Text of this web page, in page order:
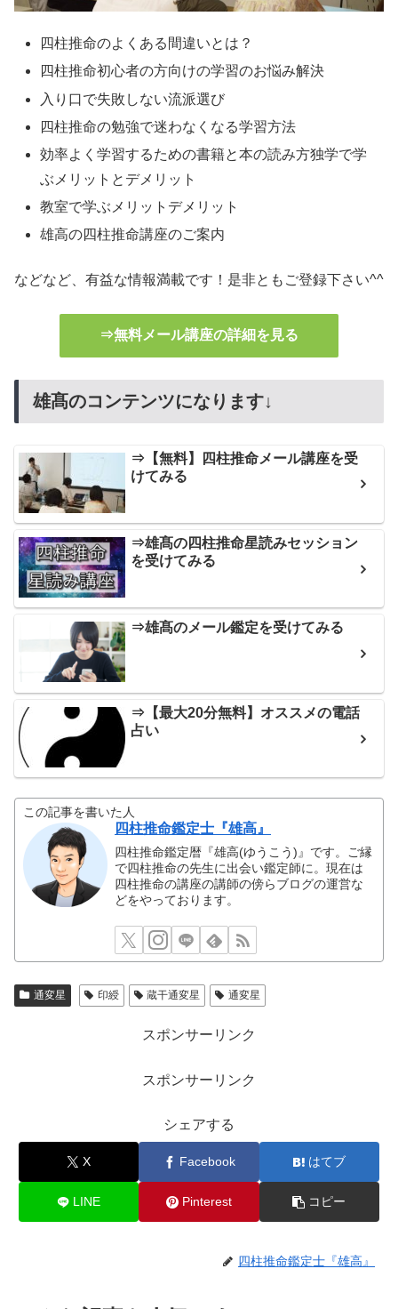
四柱推命のよくある間違いとは？
四柱推命初心者の方向けの学習のお悩み解決
入り口で失敗しない流派選び
四柱推命の勉強で迷わなくなる学習方法
効率よく学習するための書籍と本の読み方独学で学
ぶメリットとデメリット
教室で学ぶメリットデメリット
雄高の四柱推命講座のご案内
などなど、有益な情報満載です！是非ともご登録下さい^^
⇒無料メール講座の詳細を見る
雄髙のコンテンツになります↓
⇒【無料】四柱推命メール講座を受
けてみる
⇒雄髙の四柱推命星読みセッション
を受けてみる
⇒雄髙のメール鑑定を受けてみる
⇒【最大20分無料】オススメの電話
占い
この記事を書いた人
四柱推命鑑定士『雄高』
四柱推命鑑定暦『雄高(ゆうこう)』です。ご縁
で四柱推命の先生に出会い鑑定師に。現在は
四柱推命の講座の講師の傍らブログの運営な
どをやっております。
通変星 印綬 蔵干通変星 通変星
スポンサーリンク
スポンサーリンク
シェアする
X Facebook はてブ
LINE Pinterest コピー
四柱推命鑑定士『雄高』